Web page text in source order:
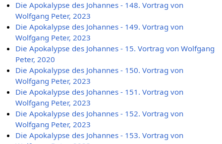
Die Apokalypse des Johannes - 148. Vortrag von
Wolfgang Peter, 2023
Die Apokalypse des Johannes - 149. Vortrag von
Wolfgang Peter, 2023
Die Apokalypse des Johannes - 15. Vortrag von Wolfgang
Peter, 2020
Die Apokalypse des Johannes - 150. Vortrag von
Wolfgang Peter, 2023
Die Apokalypse des Johannes - 151. Vortrag von
Wolfgang Peter, 2023
Die Apokalypse des Johannes - 152. Vortrag von
Wolfgang Peter, 2023
Die Apokalypse des Johannes - 153. Vortrag von